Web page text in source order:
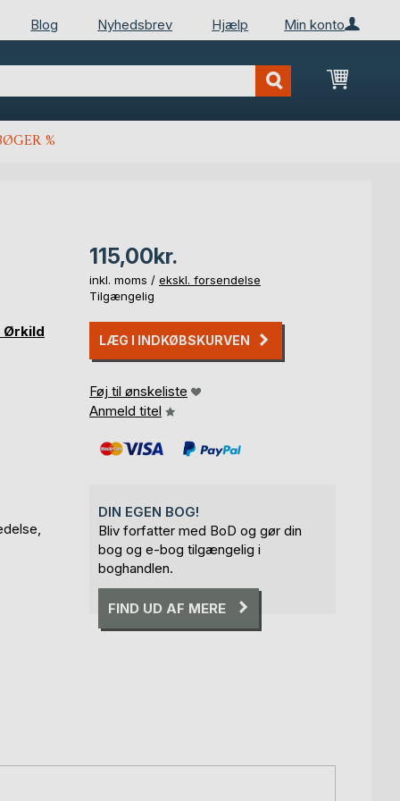
Min konto
Blog Nyhedsbrev Hjælp
Min
%
Ørkild
115,00kr.
inkl. moms / ekskl. forsendelse
Tilgængelig
LÆG I INDKØBSKURVEN
Føj til ønskeliste
Anmeld titel
DIN EGEN BOG!
Bliv forfatter med BoD og gør din
bog og e-bog tilgængelig i
boghandlen.
FIND UD AF MERE